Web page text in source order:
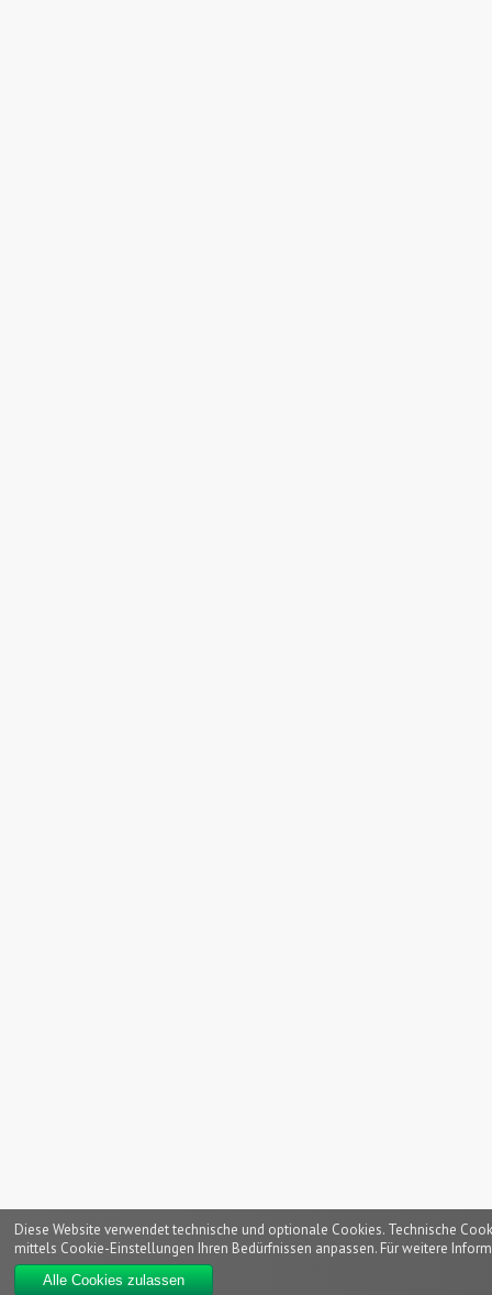
Diese Website verwendet technische und optionale Cookies. Technische
mittels Cookie-Einstellungen Ihren Bedürfnissen anpassen. Für weitere
Alle Cookies zulassen